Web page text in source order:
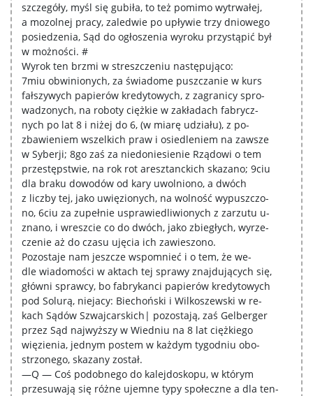
szczegóły, myśl się gubiła, to też pomimo wytrwałej,
a mozolnej pracy, zaledwie po upływie trzy dniowego
posiedzenia, Sąd do ogłoszenia wyroku przystąpić był
w możności. #
Wyrok ten brzmi w streszczeniu następująco:
7miu obwinionych, za świadome puszczanie w kurs
fałszywych papierów kredytowych, z zagranicy spro-
wadzonych, na roboty ciężkie w zakładach fabrycz-
nych po lat 8 i niżej do 6, (w miarę udziału), z po-
zbawieniem wszelkich praw i osiedleniem na zawsze
w Syberji; 8go zaś za niedoniesienie Rządowi o tem
przestępstwie, na rok rot aresztanckich skazano; 9ciu
dla braku dowodów od kary uwolniono, a dwóch
z liczby tej, jako uwięzionych, na wolność wypuszczo-
no, 6ciu za zupełnie usprawiedliwionych z zarzutu u-
znano, i wreszcie co do dwóch, jako zbiegłych, wyrze-
czenie aż do czasu ujęcia ich zawieszono.
Pozostaje nam jeszcze wspomnieć i o tem, że we-
dle wiadomości w aktach tej sprawy znajdujących się,
główni sprawcy, bo fabrykanci papierów kredytowych
pod Solurą, niejacy: Biechoński i Wilkoszewski w re-
kach Sądów Szwajcarskich| pozostają, zaś Gelberger
przez Sąd najwyższy w Wiedniu na 8 lat ciężkiego
więzienia, jednym postem w każdym tygodniu obo-
strzonego, skazany został.
—Q — Coś podobnego do kalejdoskopu, w którym
przesuwają się różne ujemne typy społeczne a dla ten-